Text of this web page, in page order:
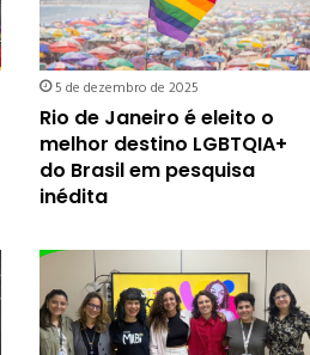
5 de dezembro de 2025
Rio de Janeiro é eleito o
melhor destino LGBTQIA+
do Brasil em pesquisa
inédita